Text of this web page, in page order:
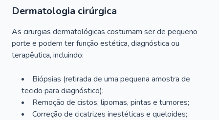
Dermatologia cirúrgica
As cirurgias dermatológicas costumam ser de pequeno
porte e podem ter função estética, diagnóstica ou
terapêutica, incluindo:
Biópsias (retirada de uma pequena amostra de
tecido para diagnóstico);
Remoção de cistos, lipomas, pintas e tumores;
Correção de cicatrizes inestéticas e queloides;